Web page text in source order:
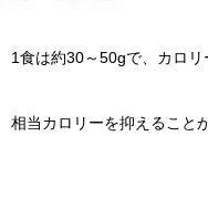
1食は約30～50gで、カロリ
相当カロリーを抑えること